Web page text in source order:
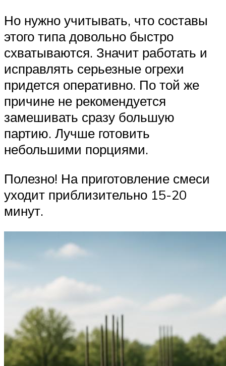
Но нужно учитывать, что составы
этого типа довольно быстро
схватываются. Значит работать и
исправлять серьезные огрехи
придется оперативно. По той же
причине не рекомендуется
замешивать сразу большую
партию. Лучше готовить
небольшими порциями.
Полезно! На приготовление смеси
уходит приблизительно 15-20
минут.